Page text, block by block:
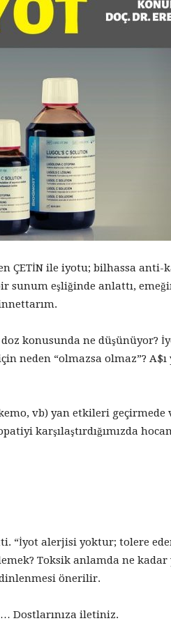
ÇETİN ile iyotu; bilhassa anti-
eşliğinde anlattı,
doz konusunda ne düşünüyor?
neden “olmazsa olmaz”? A$ı
vb) yan etkileri geçirmede
karşılaştırdığımızda
“İyot alerjisi yoktur; tolere
Toksik anlamda ne
önerilir.
Dostlarınıza iletiniz.